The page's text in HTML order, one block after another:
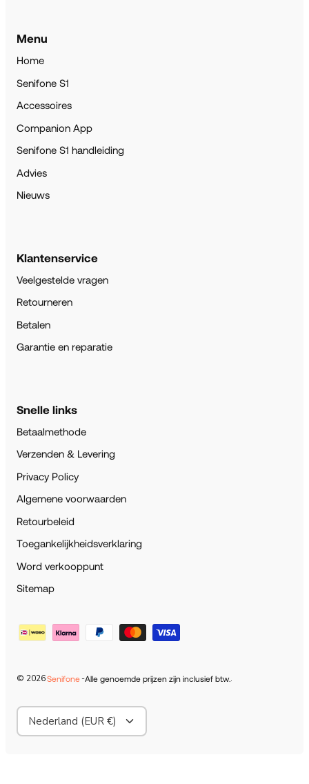
Menu
Home
Senifone S1
Accessoires
Companion App
Senifone S1 handleiding
Advies
Nieuws
Klantenservice
Veelgestelde vragen
Retourneren
Betalen
Garantie en reparatie
Snelle links
Betaalmethode
Verzenden & Levering
Privacy Policy
Algemene voorwaarden
Retourbeleid
Toegankelijkheidsverklaring
Word verkooppunt
Sitemap
© 2026Senifone-Alle genoemde prijzen zijn inclusief btw..
Valuta
Nederland (EUR €)